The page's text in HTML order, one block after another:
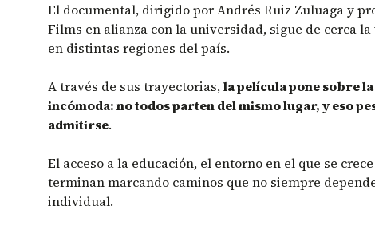
El documental, dirigido por Andrés Ruiz Zuluaga y
Films en alianza con la universidad, sigue de cerca
en distintas regiones del país.
A través de sus trayectorias,la película pone sobre
incómoda: no todos parten del mismo lugar, y eso
admitirse.
El acceso a la educación, el entorno en el que se
terminan marcando caminos que no siempre
individual.